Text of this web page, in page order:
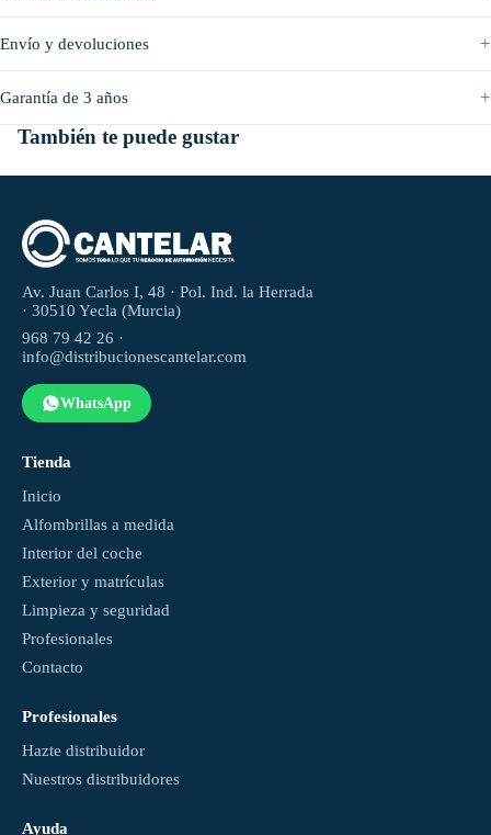
Envío y devoluciones
Garantía de 3 años
También te puede gustar
Av. Juan Carlos I, 48 · Pol. Ind. la Herrada
· 30510 Yecla (Murcia)
968 79 42 26 ·
info@distribucionescantelar.com
WhatsApp
Tienda
Inicio
Alfombrillas a medida
Interior del coche
Exterior y matrículas
Limpieza y seguridad
Profesionales
Contacto
Profesionales
Hazte distribuidor
Nuestros distribuidores
Ayuda